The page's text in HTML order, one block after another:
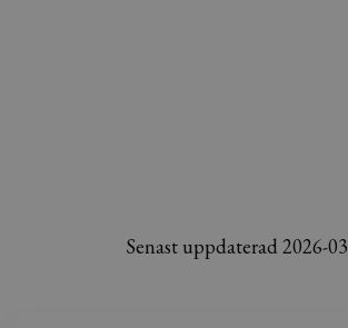
Senast uppdaterad 2026-